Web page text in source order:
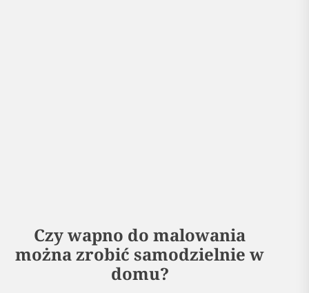
Czy wapno do malowania
można zrobić samodzielnie w
domu?